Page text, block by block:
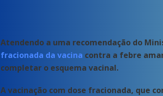
Atendendo a uma recomendação do
fracionada da vacina contra a febre
completar o esquema vacinal.
A vacinação com dose fracionada, que